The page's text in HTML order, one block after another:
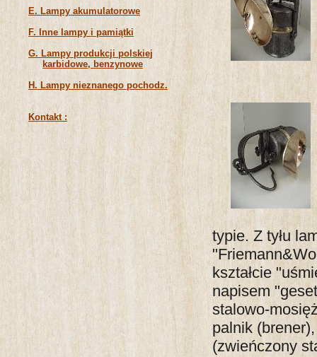
typie. Z tyłu
kształcie
napisem
stalowo-
palnik
(zwieńczony
E. Lampy akumulatorowe
F. Inne lampy i pamiątki
G. Lampy produkcji polskiej
karbidowe, benzynowe
H. Lampy nieznanego pochodz.
Kontakt :